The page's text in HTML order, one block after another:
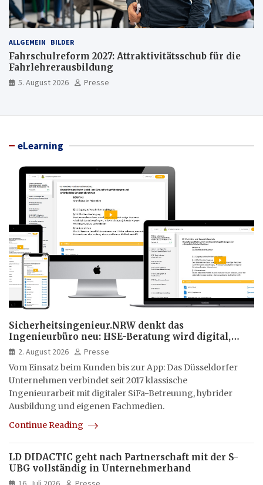
ALLGEMEIN BILDER
Fahrschulreform 2027: Attraktivitätsschub für die
Fahrlehrerausbildung
5. August 2026 Presse
eLearning
Sicherheitsingenieur.NRW denkt das
Ingenieurbüro neu: HSE-Beratung wird digital,
hybrid und multimedial
2. August 2026
Presse
Vom Einsatz beim Kunden bis zur App: Das Düsseldorfer
Unternehmen verbindet seit 2017 klassische
Ingenieurarbeit mit digitaler SiFa-Betreuung, hybrider
Ausbildung und eigenen Fachmedien.
Continue Reading
LD DIDACTIC geht nach Partnerschaft mit der S-
UBG vollständig in Unternehmerhand